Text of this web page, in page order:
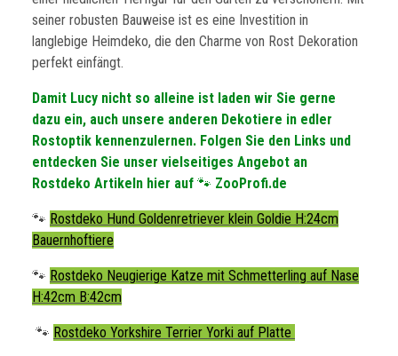
seiner robusten Bauweise ist es eine Investition in
langlebige Heimdeko, die den Charme von Rost Dekoration
perfekt einfängt.
Damit Lucy nicht so alleine ist laden wir Sie gerne
dazu ein, auch unsere anderen Dekotiere in edler
Rostoptik kennenzulernen. Folgen Sie den Links und
entdecken Sie unser vielseitiges Angebot an
Rostdeko Artikeln hier auf 🐾 ZooProfi.de
🐾 Rostdeko Hund Goldenretriever klein Goldie H:24cm
Bauernhoftiere
🐾 Rostdeko Neugierige Katze mit Schmetterling auf Nase
H:42cm B:42cm
🐾 Rostdeko Yorkshire Terrier Yorki auf Platte